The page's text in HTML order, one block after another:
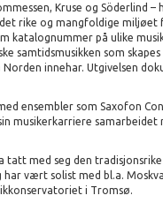
Kruse og
rike og mangfoldige
på ulike
samtidsmusikken som
innehar. Utgivelsen
ensembler som Saxofon
musikerkarriere
med seg den
vært solist med bl.a.
i Tromsø.